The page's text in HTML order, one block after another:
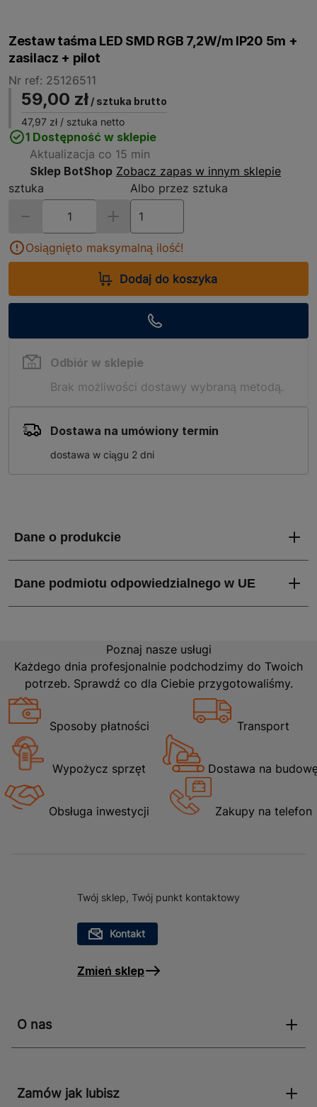
Zestaw taśma LED SMD RGB 7,2W/m IP20 5m +
zasilacz + pilot
Nr ref: 25126511
59,00 zł / sztuka brutto
47,97 zł / sztuka netto
1 Dostępność w sklepie
Aktualizacja co 15 min
Sklep BotShop Zobacz zapas w innym sklepie
sztuka
Albo przez sztuka
Osiągnięto maksymalną ilość!
Dodaj do koszyka
Odbiór w sklepie
Brak możliwości dostawy wybraną metodą.
Dostawa na umówiony termin
dostawa w ciągu 2 dni
Poznaj nasze usługi
Każdego dnia profesjonalnie podchodzimy do Twoich
potrzeb. Sprawdź co dla Ciebie przygotowaliśmy.
Sposoby płatności Transport
Wypożycz sprzęt Dostawa na
Obsługa inwestycji Zakupy na telefon
Twój sklep, Twój punkt kontaktowy
Kontakt
Zmień sklep
O nas
Zamów jak lubisz